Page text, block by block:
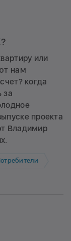
или
нам
когда
за
проекта
Владимир